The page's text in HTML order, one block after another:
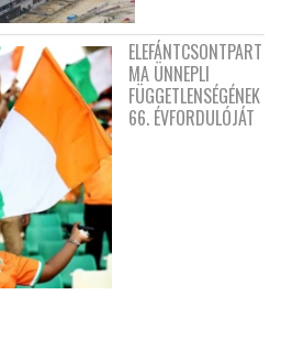
ELEFÁNTCSONTPART
MA ÜNNEPLI
FÜGGETLENSÉGÉNEK
66. ÉVFORDULÓJÁT